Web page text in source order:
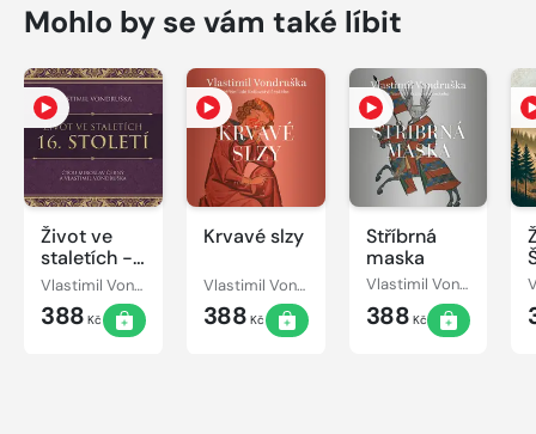
Mohlo by se vám také líbit
Život ve
staletích -
16. století
Vlastimil Vondruška
388 Kč
Krvavé slzy
Vlastimil Vondruška
388 Kč
Stříbrná
maska
Vlastimil Vondruška
388 Kč